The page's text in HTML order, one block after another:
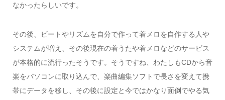
なかったらしいです。
その後、ビートやリズムを自分で作って着メロを自作する人や
システムが増え、その後現在の着うたや着メロなどのサービス
が本格的に流行ったそうです。そうですね、わたしもCDから音
楽をパソコンに取り込んで、楽曲編集ソフトで長さを変えて携
帯にデータを移し、その後に設定と今ではかなり面倒でやる気